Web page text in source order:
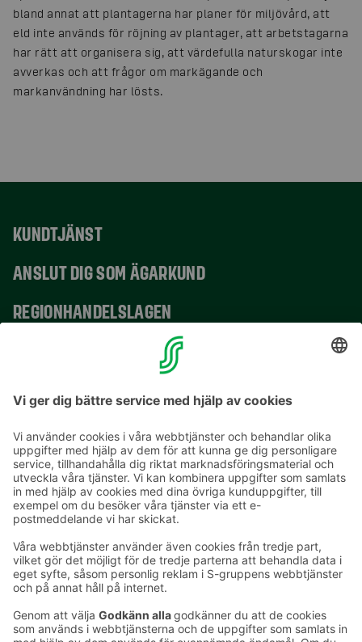
bland annat att plantagerna har planer för miljövård, att
eld inte används för röjning av plantager, att arbetstagarna
har rätt att organisera sig, att värdefulla naturskogar inte
avverkas och att frågor om markägande och
markanvändning har lösts.
KUNDTJÄNST
ANSLUT DIG SOM ÄGARKUND
REGIONHANDELSLAGEN
VERKSAMHETSSTÄLLEN
E-postadresser i S-gruppen finns i formuläret
förnamn.släktnamn@sok.fi
Följ oss: